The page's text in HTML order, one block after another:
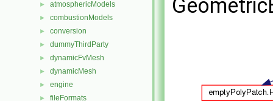
► atmosphericModels
► combustionModels
► conversion
► dummyThirdParty
► dynamicFvMesh
► dynamicMesh
► engine
► fileFormats